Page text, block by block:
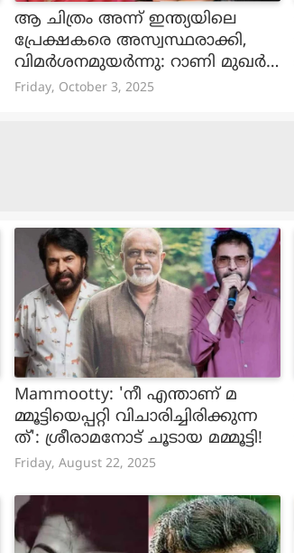
ആ ചിത്രം അന്ന് ഇന്ത്യയിലെ
പ്രേക്ഷകരെ അസ്വസ്ഥരാക്കി,
വിമർശനമുയർന്നു: റാണി മുഖർ
ജി
Friday, October 3, 2025
Mammootty: 'നീ എന്താണ് മ
മ്മൂട്ടിയെപ്പറ്റി വിചാരിച്ചിരിക്കുന്ന
ത്': ശ്രീരാമനോട് ചൂടായ മമ്മൂട്ടി!
Friday, August 22, 2025